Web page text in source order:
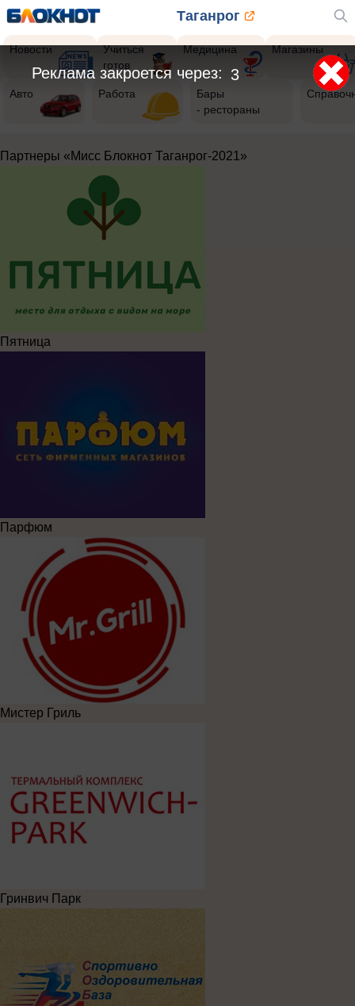
Таганрог
Новости
Учиться
готов
Медицина Магазины
Авто Работа
Бары
- рестораны
Партнеры «Мисс Блокнот Таганрог-2021»
Пятница
Парфюм
Мистер Гриль
Гринвич Парк
1
Реклама закроется через: